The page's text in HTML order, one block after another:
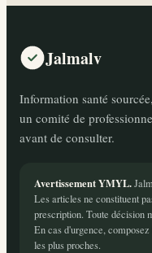
Jalmalv
Information santé
un comité de
avant de consulter.
Avertissement YMYL.
Les articles ne constituent
prescription. Toute décision
En cas d'urgence,
les plus proches.